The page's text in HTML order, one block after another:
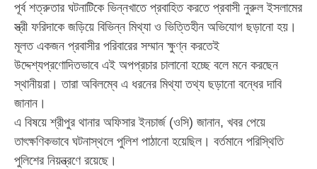
পূর্ব শত্রুতার ঘটনাটিকে ভিন্নখাতে প্রবাহিত করতে প্রবাসী নুরুল ইসলামের
স্ত্রী ফরিদাকে জড়িয়ে বিভিন্ন মিথ্যা ও ভিত্তিহীন অভিযোগ ছড়ানো হয়।
মূলত একজন প্রবাসীর পরিবারের সম্মান ক্ষুণ্ন করতেই
উদ্দেশ্যপ্রণোদিতভাবে এই অপপ্রচার চালানো হচ্ছে বলে মনে করছেন
স্থানীয়রা। তারা অবিলম্বে এ ধরনের মিথ্যা তথ্য ছড়ানো বন্ধের দাবি
জানান।
‎​এ বিষয়ে শ্রীপুর থানার অফিসার ইনচার্জ (ওসি) জানান, খবর পেয়ে
তাৎক্ষণিকভাবে ঘটনাস্থলে পুলিশ পাঠানো হয়েছিল। বর্তমানে পরিস্থিতি
পুলিশের নিয়ন্ত্রণে রয়েছে।